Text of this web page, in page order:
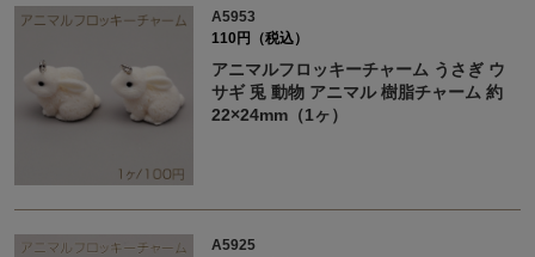
A5953
110円（税込）
アニマルフロッキーチャーム うさぎ ウ
サギ 兎 動物 アニマル 樹脂チャーム 約
22×24mm（1ヶ）
A5925